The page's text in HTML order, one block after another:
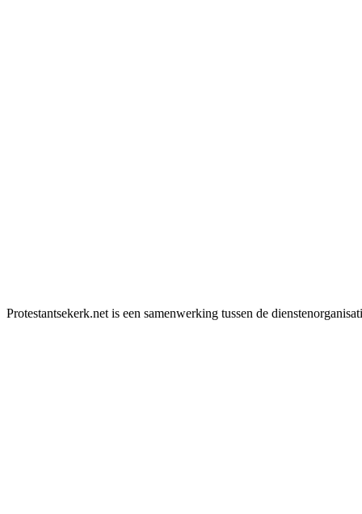
Protestantsekerk.net is een samenwerking tussen de